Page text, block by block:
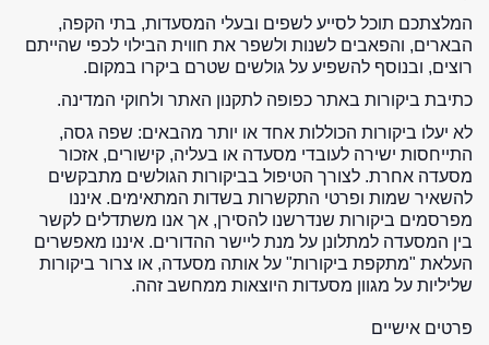
המלצתכם תוכל לסייע לשפים ובעלי המסעדות, בתי הקפה,
הבארים, והפאבים לשנות ולשפר את חווית הבילוי לכפי שהייתם
רוצים, ובנוסף להשפיע על גולשים שטרם ביקרו במקום.
כתיבת ביקורות באתר כפופה לתקנון האתר ולחוקי המדינה.
לא יעלו ביקורות הכוללות אחד או יותר מהבאים: שפה גסה,
התייחסות ישירה לעובדי מסעדה או בעליה, קישורים, אזכור
מסעדה אחרת. לצורך הטיפול בביקורות הגולשים מתבקשים
להשאיר שמות ופרטי התקשרות בשדות המתאימים. איננו
מפרסמים ביקורות שנדרשנו להסירן, אך אנו משתדלים לקשר
בין המסעדה למתלונן על מנת ליישר ההדורים. איננו מאפשרים
העלאת "מתקפת ביקורות" על אותה מסעדה, או צרור ביקורות
שליליות על מגוון מסעדות היוצאות ממחשב זהה.
פרטים אישיים